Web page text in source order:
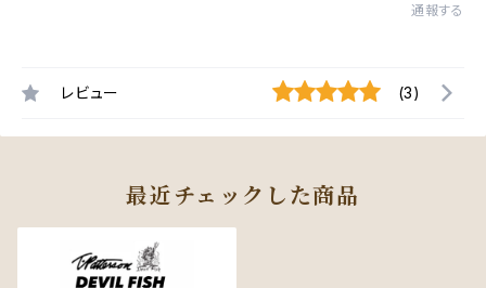
通報する
レビュー (3)
最近チェックした商品